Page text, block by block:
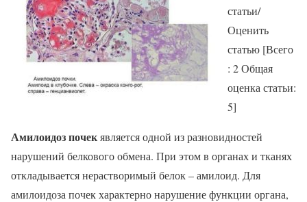
статьи/
Оценить
статью [Всего
: 2 Общая
оценка статьи:
5]
Амилоидоз почекявляется одной из разновидностей
нарушений белкового обмена. При этом в органах и тканях
откладывается нерастворимый белок – амилоид. Для
амилоидоза почек характерно нарушение функции органа,